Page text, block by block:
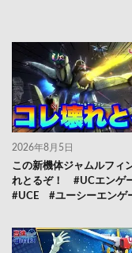
2026年8月5日
この新機体ジャムルフィ
れとるぞ！ #UCエンゲ
#UCE #ユーシーエンゲ